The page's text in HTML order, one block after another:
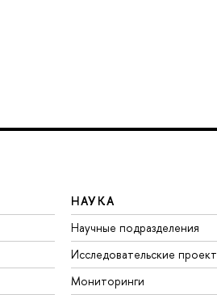
НАУКА
Научные подразделения
Исследовательские
Мониторинги